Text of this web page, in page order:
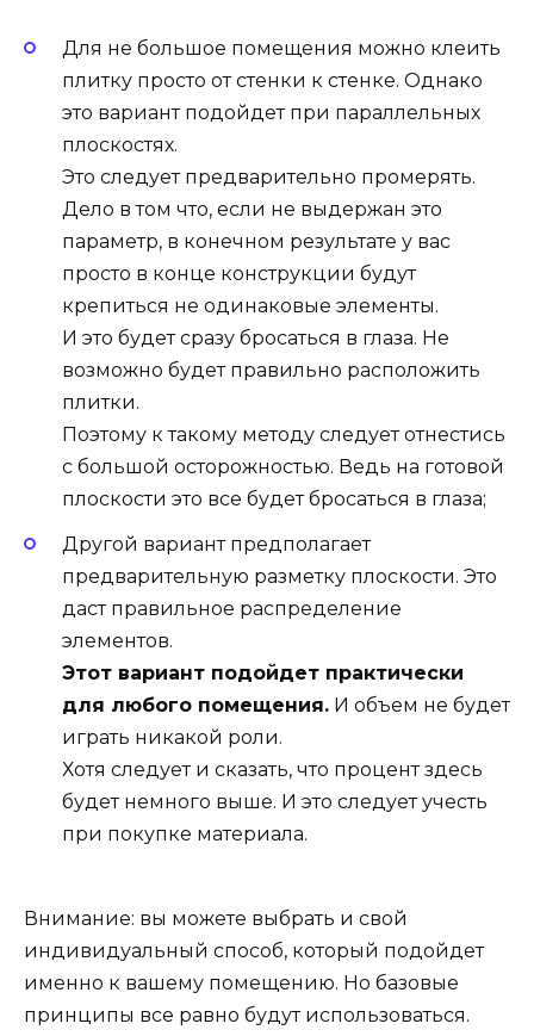
Для не большое помещения можно клеить
плитку просто от стенки к стенке. Однако
это вариант подойдет при параллельных
плоскостях.
Это следует предварительно промерять.
Дело в том что, если не выдержан это
параметр, в конечном результате у вас
просто в конце конструкции будут
крепиться не одинаковые элементы.
И это будет сразу бросаться в глаза. Не
возможно будет правильно расположить
плитки.
Поэтому к такому методу следует отнестись
с большой осторожностью. Ведь на готовой
плоскости это все будет бросаться в глаза;
Другой вариант предполагает
предварительную разметку плоскости. Это
даст правильное распределение
элементов.
Этот вариант подойдет практически
для любого помещения. И объем не будет
играть никакой роли.
Хотя следует и сказать, что процент здесь
будет немного выше. И это следует учесть
при покупке материала.
Внимание: вы можете выбрать и свой
индивидуальный способ, который подойдет
именно к вашему помещению. Но базовые
принципы все равно будут использоваться.